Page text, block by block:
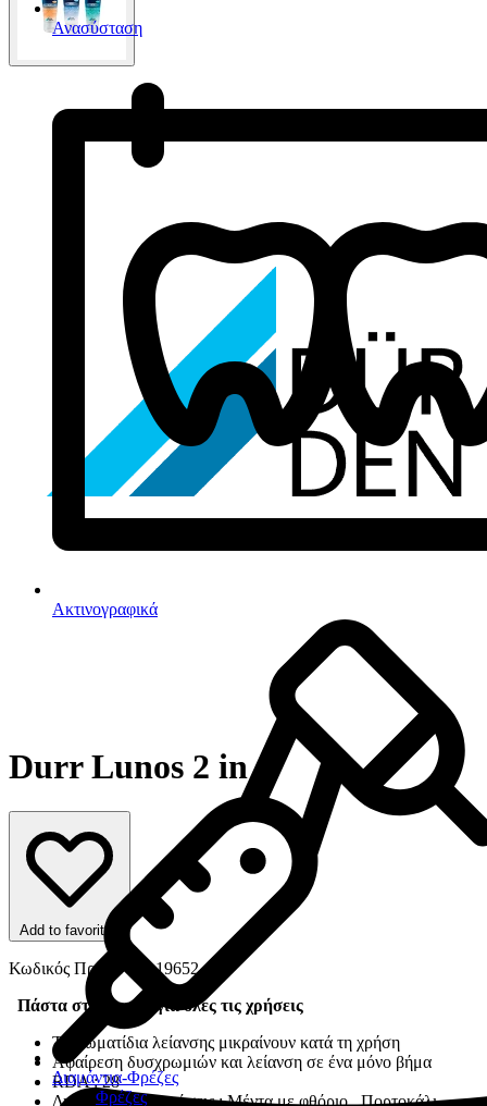
Ανασύσταση
Ακτινογραφικά
Διαμάντια-Φρέζες
Φρέζες
Durr Lunos 2 in 1
Add to favorites
Κωδικός Προϊόντος: 19652
Πάστα στίλβωσης για όλες τις χρήσεις
Τα σωματίδια λείανσης μικραίνουν κατά τη χρήση
Αφαίρεση δυσχρωμιών και λείανση σε ένα μόνο βήμα
RDA : 28
Διατίθεται σε 3 γεύσεις : Μέντα με φθόριο , Πορτοκάλι ,